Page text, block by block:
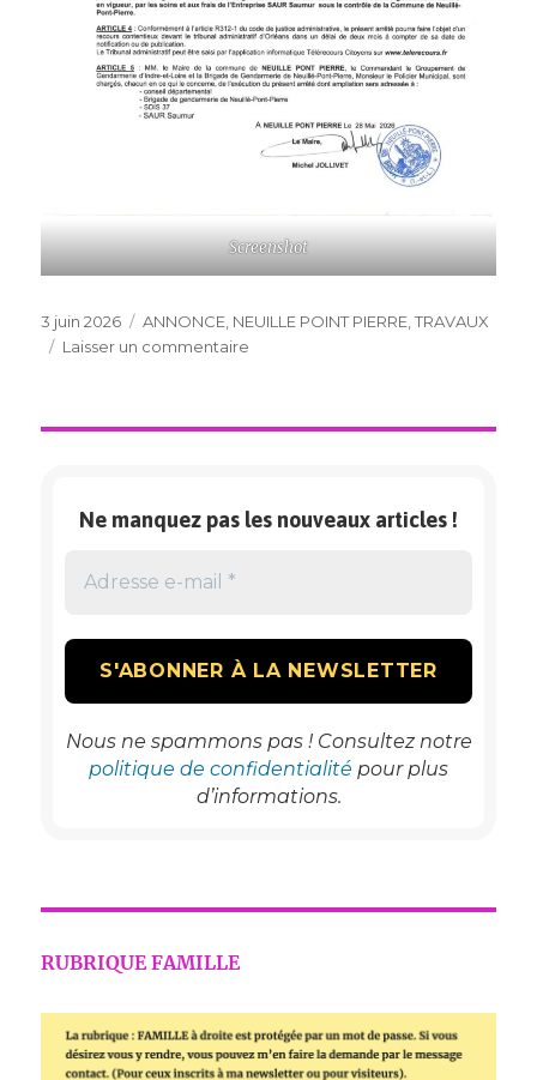
Screenshot
Publié
le
3 juin 2026 Catégories
ANNONCE, NEUILLE POINT PIERRE,TRAVAUX
Laisser un commentaire
Pont
Ne manquez pas les nouveaux articles !
Nous ne spammons pas ! Consultez notre
politique de confidentialité pour plus
d’informations.
RUBRIQUE FAMILLE